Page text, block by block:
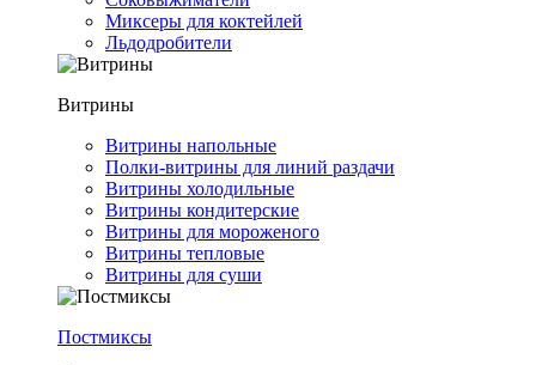
Миксеры для коктейлей
Льдодробители
Витрины
Витрины напольные
Полки-витрины для линий раздачи
Витрины холодильные
Витрины кондитерские
Витрины для мороженого
Витрины тепловые
Витрины для суши
Постмиксы